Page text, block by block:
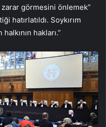
görmesini önlemek”
hatırlatıldı. Soykırım
hakları.”